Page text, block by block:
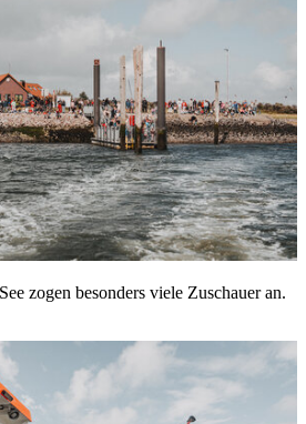
zogen besonders viele Zuschauer an.